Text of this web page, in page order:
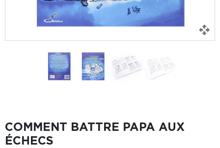
COMMENT BATTRE PAPA AUX
ÉCHECS